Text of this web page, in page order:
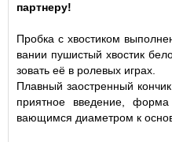
парт­неру!
Пробка с хво­сти­ком
ва­нии пуши­стый хво­стик
зо­вать её в роле­вых играх.
Плавный заост­рен­ный
при­ят­ное введение,
вающимся диамет­ром к